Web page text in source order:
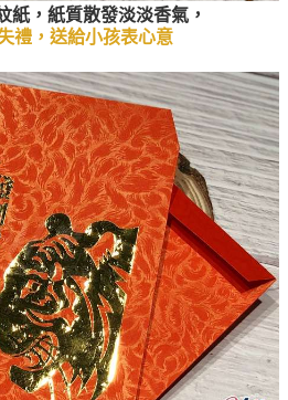
紙，紙質散發淡淡香氣，
禮，送給小孩表心意